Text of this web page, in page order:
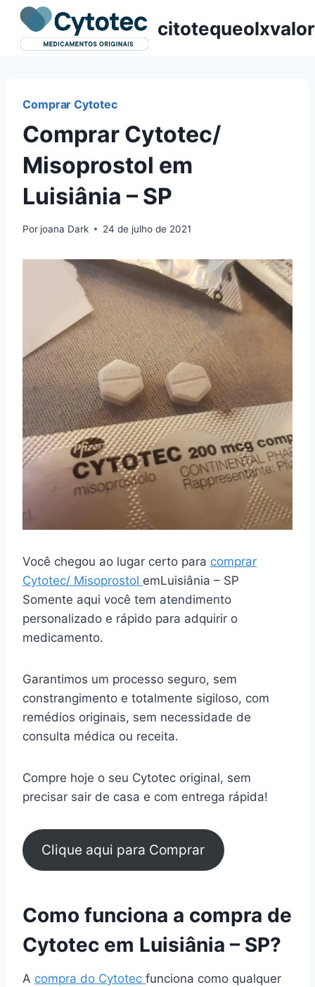
Pular
para
citotequeolxvalor
Comprar Cytotec
Comprar Cytotec/
Misoprostol em
Luisiânia – SP
Por joana Dark 24 de julho de 2021
Você chegou ao lugar certo para comprar
Cytotec/ Misoprostol emLuisiânia – SP
Somente aqui você tem atendimento
personalizado e rápido para adquirir o
medicamento.
Garantimos um processo seguro, sem
constrangimento e totalmente sigiloso, com
remédios originais, sem necessidade de
consulta médica ou receita.
Compre hoje o seu Cytotec original, sem
precisar sair de casa e com entrega rápida!
Clique aqui para Comprar
Como funciona a compra de
Cytotec em Luisiânia – SP?
A compra do Cytotec funciona como qualquer